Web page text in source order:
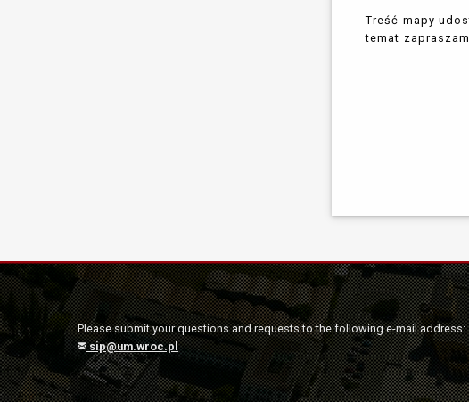
Treść mapy
temat
Please submit your questions and requests to the following e-mail address:
sip@um.wroc.pl